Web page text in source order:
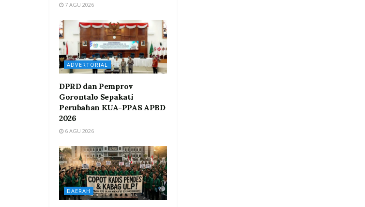
7 AGU 2026
ADVERTORIAL
DPRD dan Pemprov
Gorontalo Sepakati
Perubahan KUA-PPAS APBD
2026
6 AGU 2026
DAERAH